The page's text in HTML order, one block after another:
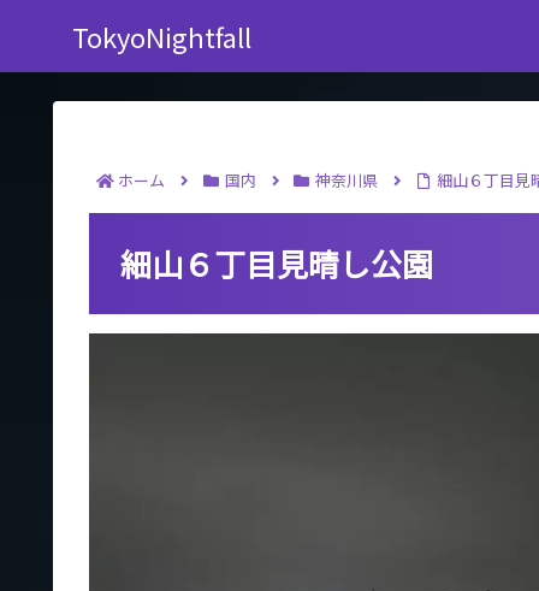
TokyoNightfall
ホーム 国内 神奈川県 細山６丁目見
細山６丁目見晴し公園